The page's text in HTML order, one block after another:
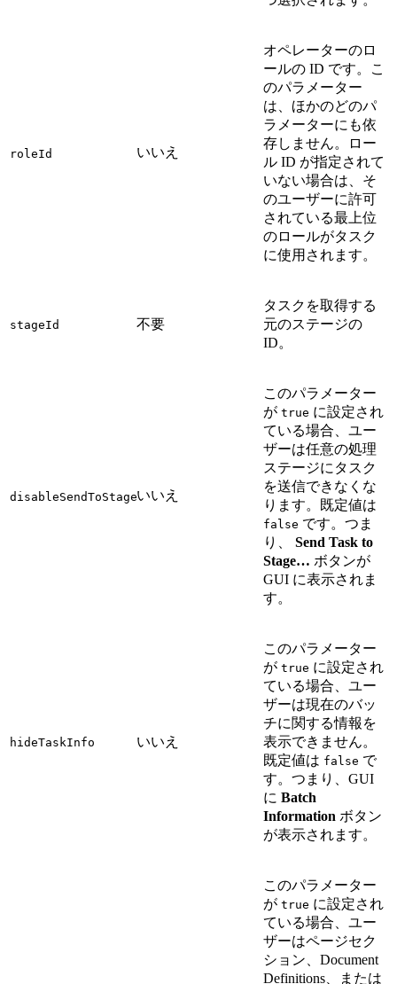
roleId いいえ
オペレーターのロ
ールの ID です。こ
のパラメーター
は、ほかのどのパ
ラメーターにも依
存しません。ロー
ル ID が指定されて
いない場合は、そ
のユーザーに許可
されている最上位
のロールがタスク
に使用されます。
stageId 不要
タスクを取得する
元のステージの
ID。
disableSendToStageいいえ
このパラメーター
が true に設定され
ている場合、ユー
ザーは任意の処理
ステージにタスク
を送信できなくな
ります。既定値は
false です。つま
り、
Send Task to
Stage… ボタンが
GUI に表示されま
す。
hideTaskInfo いいえ
このパラメーター
が true に設定され
ている場合、ユー
ザーは現在のバッ
チに関する情報を
表示できません。
既定値は false で
す。つまり、GUI
に Batch
Information ボタン
が表示されます。
このパラメーター
が true に設定され
ている場合、ユー
ザーはページセク
ション、Document
Definitions、または